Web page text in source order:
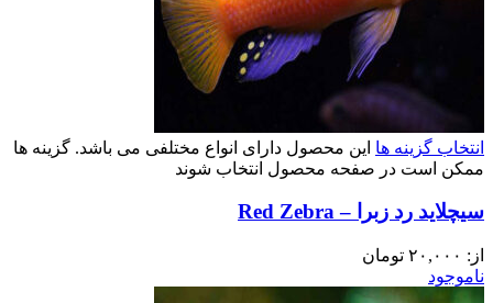
انتخاب گزینه ها این محصول دارای انواع مختلفی می باشد. گزینه ها
ممکن است در صفحه محصول انتخاب شوند
سیچلاید رد زبرا – Red Zebra
از: ۲۰,۰۰۰ تومان
ناموجود